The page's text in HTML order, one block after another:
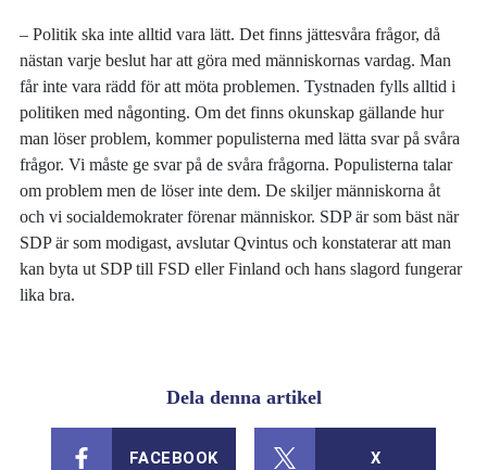
– Politik ska inte alltid vara lätt. Det finns jättesvåra frågor, då
nästan varje beslut har att göra med människornas vardag. Man
får inte vara rädd för att möta problemen. Tystnaden fylls alltid i
politiken med någonting. Om det finns okunskap gällande hur
man löser problem, kommer populisterna med lätta svar på svåra
frågor. Vi måste ge svar på de svåra frågorna. Populisterna talar
om problem men de löser inte dem. De skiljer människorna åt
och vi socialdemokrater förenar människor. SDP är som bäst när
SDP är som modigast, avslutar Qvintus och konstaterar att man
kan byta ut SDP till FSD eller Finland och hans slagord fungerar
lika bra.
Dela denna artikel
FACEBOOK X